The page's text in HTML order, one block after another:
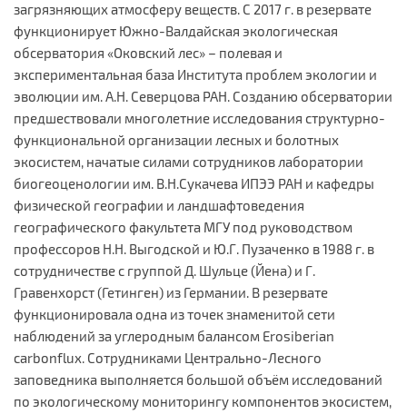
загрязняющих атмосферу веществ. С 2017 г. в резервате
функционирует Южно-Валдайская экологическая
обсерватория «Оковский лес» – полевая и
экспериментальная база Института проблем экологии и
эволюции им. А.Н. Северцова РАН. Созданию обсерватории
предшествовали многолетние исследования структурно-
функциональной организации лесных и болотных
экосистем, начатые силами сотрудников лаборатории
биогеоценологии им. В.Н.Сукачева ИПЭЭ РАН и кафедры
физической географии и ландшафтоведения
географического факультета МГУ под руководством
профессоров Н.Н. Выгодской и Ю.Г. Пузаченко в 1988 г. в
сотрудничестве с группой Д. Шульце (Йена) и Г.
Гравенхорст (Гетинген) из Германии. В резервате
функционировала одна из точек знаменитой сети
наблюдений за углеродным балансом Erosiberian
carbonflux. Сотрудниками Центрально-Лесного
заповедника выполняется большой объём исследований
по экологическому мониторингу компонентов экосистем,